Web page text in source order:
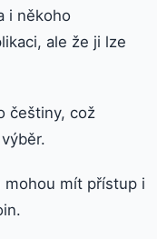
i někoho
ale že ji lze
češtiny, což
mohou mít přístup i